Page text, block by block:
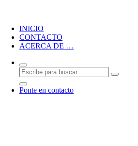
INICIO
CONTACTO
ACERCA DE …
Ponte en contacto